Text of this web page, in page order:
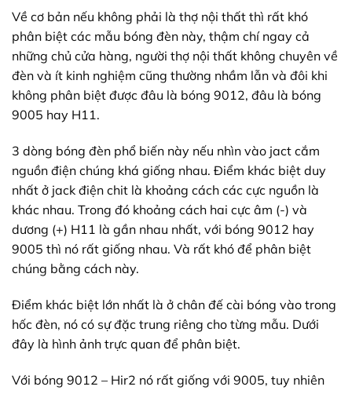
Về cơ bản nếu không phải là thợ nội thất thì rất khó
phân biệt các mẫu bóng đèn này, thậm chí ngay cả
những chủ cửa hàng, người thợ nội thất không chuyên về
đèn và ít kinh nghiệm cũng thường nhầm lẫn và đôi khi
không phân biệt được đâu là bóng 9012, đâu là bóng
9005 hay H11.
3 dòng bóng đèn phổ biến này nếu nhìn vào jact cắm
nguồn điện chúng khá giống nhau. Điểm khác biệt duy
nhất ở jack điện chit là khoảng cách các cực nguồn là
khác nhau. Trong đó khoảng cách hai cực âm (-) và
dương (+) H11 là gần nhau nhất, với bóng 9012 hay
9005 thì nó rất giống nhau. Và rất khó để phân biệt
chúng bằng cách này.
Điểm khác biệt lớn nhất là ở chân đế cài bóng vào trong
hốc đèn, nó có sự đặc trung riêng cho từng mẫu. Dưới
đây là hình ảnh trực quan để phân biệt.
Với bóng 9012 – Hir2 nó rất giống với 9005, tuy nhiên